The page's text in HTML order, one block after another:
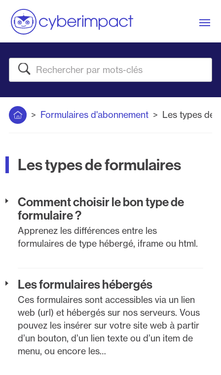
Rechercher
Accueil Formulaires d'abonnement Les types de
Les types de formulaires
Comment choisir le bon type de
formulaire ?
Apprenez les différences entre les
formulaires de type hébergé, iframe ou html.
Les formulaires hébergés
Ces formulaires sont accessibles via un lien
web (url) et hébergés sur nos serveurs. Vous
pouvez les insérer sur votre site web à partir
d’un bouton, d’un lien texte ou d’un item de
menu, ou encore les…